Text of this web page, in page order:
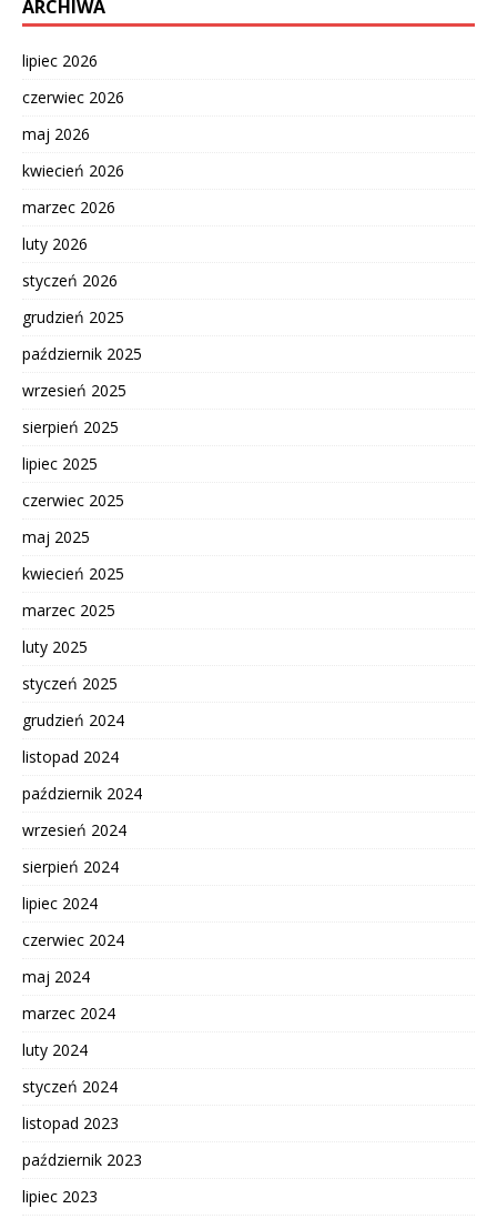
ARCHIWA
lipiec 2026
czerwiec 2026
maj 2026
kwiecień 2026
marzec 2026
luty 2026
styczeń 2026
grudzień 2025
październik 2025
wrzesień 2025
sierpień 2025
lipiec 2025
czerwiec 2025
maj 2025
kwiecień 2025
marzec 2025
luty 2025
styczeń 2025
grudzień 2024
listopad 2024
październik 2024
wrzesień 2024
sierpień 2024
lipiec 2024
czerwiec 2024
maj 2024
marzec 2024
luty 2024
styczeń 2024
listopad 2023
październik 2023
lipiec 2023